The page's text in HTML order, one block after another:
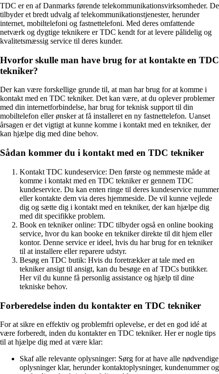
TDC er en af Danmarks førende telekommunikationsvirksomheder. De
tilbyder et bredt udvalg af telekommunikationstjenester, herunder
internet, mobiltelefoni og fastnettelefoni. Med deres omfattende
netværk og dygtige teknikere er TDC kendt for at levere pålidelig og
kvalitetsmæssig service til deres kunder.
Hvorfor skulle man have brug for at kontakte en TDC
tekniker?
Der kan være forskellige grunde til, at man har brug for at komme i
kontakt med en TDC tekniker. Det kan være, at du oplever problemer
med din internetforbindelse, har brug for teknisk support til din
mobiltelefon eller ønsker at få installeret en ny fastnettelefon. Uanset
årsagen er det vigtigt at kunne komme i kontakt med en tekniker, der
kan hjælpe dig med dine behov.
Sådan kommer du i kontakt med en TDC tekniker
Kontakt TDC kundeservice: Den første og nemmeste måde at
komme i kontakt med en TDC tekniker er gennem TDC
kundeservice. Du kan enten ringe til deres kundeservice nummer
eller kontakte dem via deres hjemmeside. De vil kunne vejlede
dig og sætte dig i kontakt med en tekniker, der kan hjælpe dig
med dit specifikke problem.
Book en tekniker online: TDC tilbyder også en online booking
service, hvor du kan booke en tekniker direkte til dit hjem eller
kontor. Denne service er ideel, hvis du har brug for en tekniker
til at installere eller reparere udstyr.
Besøg en TDC butik: Hvis du foretrækker at tale med en
tekniker ansigt til ansigt, kan du besøge en af TDCs butikker.
Her vil du kunne få personlig assistance og hjælp til dine
tekniske behov.
Forberedelse inden du kontakter en TDC tekniker
For at sikre en effektiv og problemfri oplevelse, er det en god idé at
være forberedt, inden du kontakter en TDC tekniker. Her er nogle tips
til at hjælpe dig med at være klar:
Skaf alle relevante oplysninger: Sørg for at have alle nødvendige
oplysninger klar, herunder kontaktoplysninger, kundenummer og